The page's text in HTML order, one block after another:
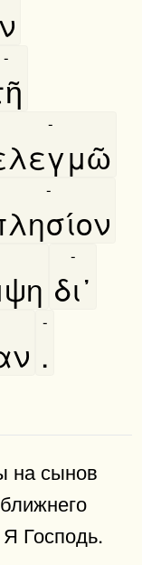
-
-
-
δι᾿
-
.
-
на сынов
Я Господь.